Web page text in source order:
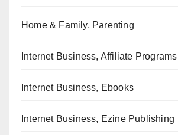
Home & Family, Parenting
Internet Business, Affiliate Programs
Internet Business, Ebooks
Internet Business, Ezine Publishing